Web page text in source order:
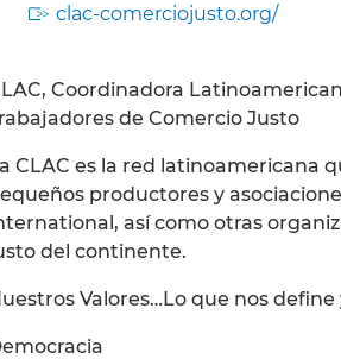
clac-comerciojusto.org/
Coordinadora
de Comercio Justo
CLAC es la red latinoamericana
productores y
así como otras
del continente.
Valores…Lo que nos define